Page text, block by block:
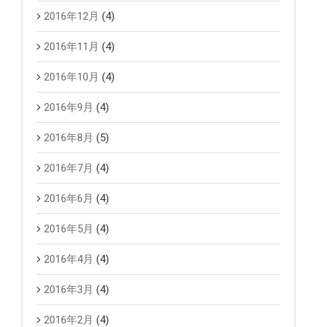
2016年12月 (4)
2016年11月 (4)
2016年10月 (4)
2016年9月 (4)
2016年8月 (5)
2016年7月 (4)
2016年6月 (4)
2016年5月 (4)
2016年4月 (4)
2016年3月 (4)
2016年2月 (4)